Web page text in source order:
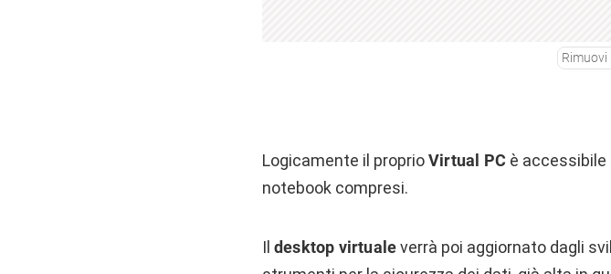
Logicamente il proprioVirtual PC è accessibile
notebook compresi.
Il desktop virtualeverrà poi aggiornato dagli